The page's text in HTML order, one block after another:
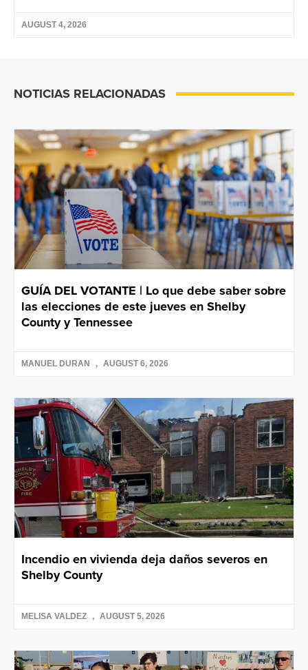
AUGUST 4, 2026
NOTICIAS RELACIONADAS
GUÍA DEL VOTANTE | Lo que debe saber sobre
las elecciones de este jueves en Shelby
County y Tennessee
MANUEL DURAN AUGUST 6, 2026
Incendio en vivienda deja daños severos en
Shelby County
MELISA VALDEZ AUGUST 5, 2026